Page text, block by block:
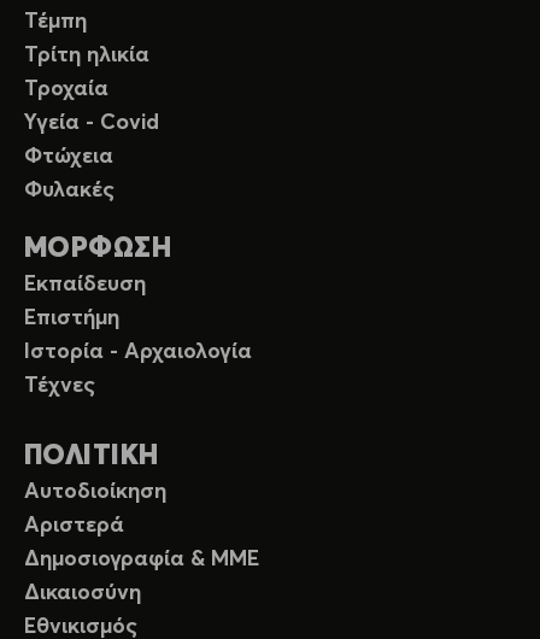
Τέμπη
Τρίτη ηλικία
Τροχαία
Υγεία - Covid
Φτώχεια
Φυλακές
ΜΟΡΦΩΣΗ
Εκπαίδευση
Επιστήμη
Ιστορία - Αρχαιολογία
Τέχνες
ΠΟΛΙΤΙΚΗ
Αυτοδιοίκηση
Αριστερά
Δημοσιογραφία & ΜΜΕ
Δικαιοσύνη
Εθνικισμός